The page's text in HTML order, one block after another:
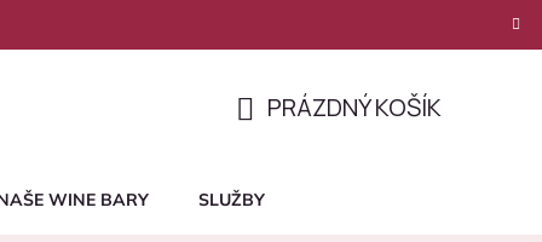
KOŠÍK
PRÁZDNÝ KOŠÍK
WINE BARY SLUŽBY